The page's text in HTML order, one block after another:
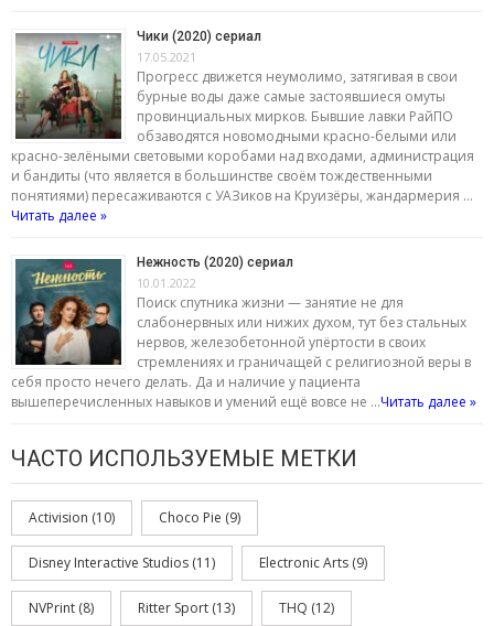
Чики (2020) сериал
17.05.2021
Прогресс движется неумолимо, затягивая в свои
бурные воды даже самые застоявшиеся омуты
провинциальных мирков. Бывшие лавки РайПО
обзаводятся новомодными красно-белыми или
красно-зелёными световыми коробами над входами, администрация
и бандиты (что является в большинстве своём тождественными
понятиями) пересаживаются с УАЗиков на Круизёры, жандармерия …
Читать далее »
Нежность (2020) сериал
10.01.2022
Поиск спутника жизни — занятие не для
слабонервных или нижих духом, тут без стальных
нервов, железобетонной упёртости в своих
стремлениях и граничащей с религиозной веры в
себя просто нечего делать. Да и наличие у пациента
вышеперечисленных навыков и умений ещё вовсе не …Читать далее »
ЧАСТО ИСПОЛЬЗУЕМЫЕ МЕТКИ
Activision (10) Choco Pie (9)
Disney Interactive Studios (11) Electronic Arts (9)
NVPrint (8) Ritter Sport (13) THQ (12)